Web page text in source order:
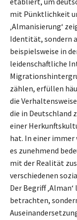
mit Pünktlichkeit
‚Almanisierung‘
Identität, sondern
beispielsweise in
leidenschaftliche
zählen, erfüllen
die
die in Deutschland
einer
hat. In einer
es zunehmend
mit der Realität
verschiedenen
Der Begriff
betrachten,